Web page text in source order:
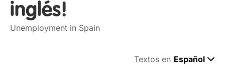
inglés!
Unemployment in Spain
Textos en Español